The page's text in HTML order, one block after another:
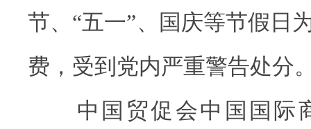
节、“五一”、国庆等节假日
费，受到党内严重警告处分
中国贸促会中国国际